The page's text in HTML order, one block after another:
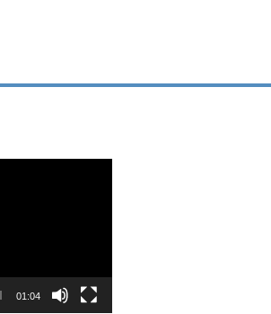
01:04